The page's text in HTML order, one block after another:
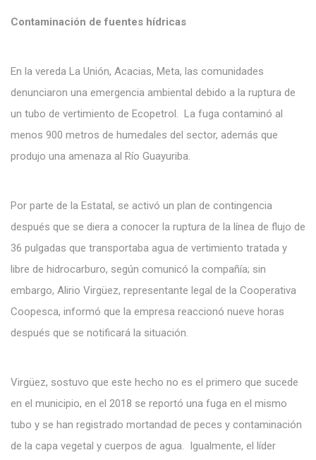
Contaminación de fuentes hídricas
En la vereda La Unión, Acacias, Meta, las comunidades
denunciaron una emergencia ambiental debido a la ruptura de
un tubo de vertimiento de Ecopetrol. La fuga contaminó al
menos 900 metros de humedales del sector, además que
produjo una amenaza al Río Guayuriba.
Por parte de la Estatal, se activó un plan de contingencia
después que se diera a conocer la ruptura de la línea de flujo de
36 pulgadas que transportaba agua de vertimiento tratada y
libre de hidrocarburo, según comunicó la compañía; sin
embargo, Alirio Virgüez, representante legal de la Cooperativa
Coopesca, informó que la empresa reaccionó nueve horas
después que se notificará la situación.
Virgüez, sostuvo que este hecho no es el primero que sucede
en el municipio, en el 2018 se reportó una fuga en el mismo
tubo y se han registrado mortandad de peces y contaminación
de la capa vegetal y cuerpos de agua. Igualmente, el líder